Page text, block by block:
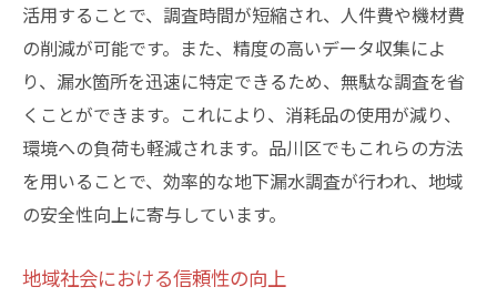
活用することで、調査時間が短縮され、人件費や機材費
の削減が可能です。また、精度の高いデータ収集によ
り、漏水箇所を迅速に特定できるため、無駄な調査を省
くことができます。これにより、消耗品の使用が減り、
環境への負荷も軽減されます。品川区でもこれらの方法
を用いることで、効率的な地下漏水調査が行われ、地域
の安全性向上に寄与しています。
地域社会における信頼性の向上